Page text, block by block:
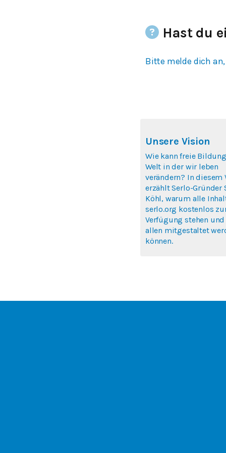
Hast du
Bitte melde dich an,
Unsere Vision
Wie kann freie
Welt in der wir leben
verändern? In diesem
erzählt Serlo-Gründer
Köhl, warum alle
serlo.org kostenlos
Verfügung stehen und
allen mitgestaltet
können.